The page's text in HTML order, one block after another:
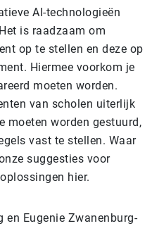
AI-technologieën
is raadzaam om
op te stellen en deze op
Hiermee voorkom je
moeten worden.
van scholen uiterlijk
moeten worden gestuurd,
vast te stellen. Waar
suggesties voor
hier.
en Eugenie Zwanenburg-